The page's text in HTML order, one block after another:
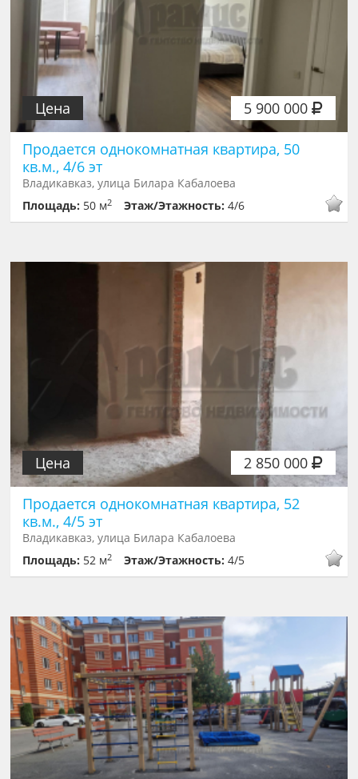
5 900 000
Цена
Продается однокомнатная квартира, 50
кв.м., 4/6 эт
Владикавказ, улица Билара Кабалоева
Площадь: 50 м2 Этаж/Этажность:4/6
2 850 000
Цена
Продается однокомнатная квартира, 52
кв.м., 4/5 эт
Владикавказ, улица Билара Кабалоева
Площадь: 52 м2 Этаж/Этажность:4/5